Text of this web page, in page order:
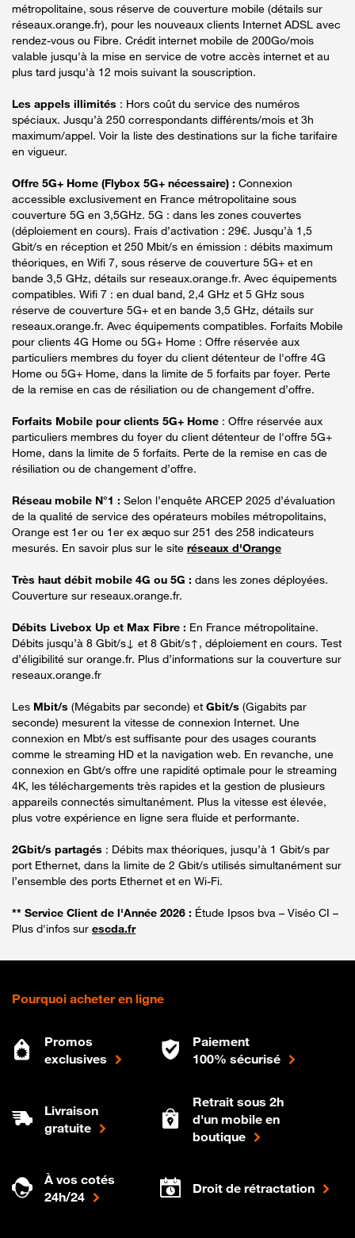
métropolitaine, sous réserve de couverture mobile (détails sur
réseaux.orange.fr), pour les nouveaux clients Internet ADSL avec
rendez-vous ou Fibre. Crédit internet mobile de 200Go/mois
valable jusqu'à la mise en service de votre accès internet et au
plus tard jusqu'à 12 mois suivant la souscription.
Les appels illimités : Hors coût du service des numéros
spéciaux. Jusqu’à 250 correspondants différents/mois et 3h
maximum/appel. Voir la liste des destinations sur la fiche tarifaire
en vigueur.
Offre 5G+ Home (Flybox 5G+ nécessaire) : Connexion
accessible exclusivement en France métropolitaine sous
couverture 5G en 3,5GHz. 5G : dans les zones couvertes
(déploiement en cours). Frais d’activation : 29€. Jusqu’à 1,5
Gbit/s en réception et 250 Mbit/s en émission : débits maximum
théoriques, en Wifi 7, sous réserve de couverture 5G+ et en
bande 3,5 GHz, détails sur reseaux.orange.fr. Avec équipements
compatibles. Wifi 7 : en dual band, 2,4 GHz et 5 GHz sous
réserve de couverture 5G+ et en bande 3,5 GHz, détails sur
reseaux.orange.fr. Avec équipements compatibles. Forfaits Mobile
pour clients 4G Home ou 5G+ Home : Offre réservée aux
particuliers membres du foyer du client détenteur de l'offre 4G
Home ou 5G+ Home, dans la limite de 5 forfaits par foyer. Perte
de la remise en cas de résiliation ou de changement d’offre.
Forfaits Mobile pour clients 5G+ Home : Offre réservée aux
particuliers membres du foyer du client détenteur de l'offre 5G+
Home, dans la limite de 5 forfaits. Perte de la remise en cas de
résiliation ou de changement d’offre.
Réseau mobile N°1 : Selon l’enquête ARCEP 2025 d’évaluation
de la qualité de service des opérateurs mobiles métropolitains,
Orange est 1er ou 1er ex æquo sur 251 des 258 indicateurs
mesurés. En savoir plus sur le site réseaux d'Orange
Très haut débit mobile 4G ou 5G : dans les zones déployées.
Couverture sur reseaux.orange.fr.
Débits Livebox Up et Max Fibre : En France métropolitaine.
Débits jusqu’à 8 Gbit/s↓ et 8 Gbit/s↑, déploiement en cours. Test
d’éligibilité sur orange.fr. Plus d’informations sur la couverture sur
reseaux.orange.fr
Les Mbit/s (Mégabits par seconde) et Gbit/s (Gigabits par
seconde) mesurent la vitesse de connexion Internet. Une
connexion en Mbt/s est suffisante pour des usages courants
comme le streaming HD et la navigation web. En revanche, une
connexion en Gbt/s offre une rapidité optimale pour le streaming
4K, les téléchargements très rapides et la gestion de plusieurs
appareils connectés simultanément. Plus la vitesse est élevée,
plus votre expérience en ligne sera fluide et performante.
2Gbit/s partagés : Débits max théoriques, jusqu’à 1 Gbit/s par
port Ethernet, dans la limite de 2 Gbit/s utilisés simultanément sur
l’ensemble des ports Ethernet et en Wi-Fi.
** Service Client de l'Année 2026 : Étude Ipsos bva – Viséo CI –
Plus d'infos sur escda.fr
Pourquoi acheter en ligne
Promos
exclusives
Paiement
100% sécurisé
Livraison
gratuite
Retrait sous 2h
d'un mobile en
boutique
À vos cotés
24h/24
Droit de rétractation